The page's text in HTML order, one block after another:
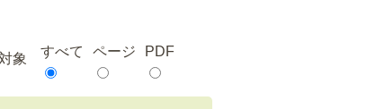
象 すべて ページ PDF